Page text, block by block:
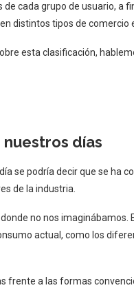
cada grupo de usuario, a
distintos tipos de comercio
esta clasificación,
días
se podría decir que se ha
de la industria.
no nos imaginábamos.
actual, como los
frente a las formas